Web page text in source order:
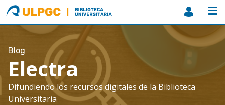
ULPGC
Biblioteca
ULPGC
Blog
Electra
Difundiendo los recursos digitales de la Biblioteca
Universitaria